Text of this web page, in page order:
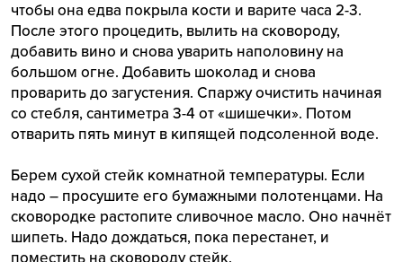
чтобы она едва покрыла кости и варите часа 2-3.
После этого процедить, вылить на сковороду,
добавить вино и снова уварить наполовину на
большом огне. Добавить шоколад и снова
проварить до загустения. Спаржу очистить начиная
со стебля, сантиметра 3-4 от «шишечки». Потом
отварить пять минут в кипящей подсоленной воде.
Берем сухой стейк комнатной температуры. Если
надо – просушите его бумажными полотенцами. На
сковородке растопите сливочное масло. Оно начнёт
шипеть. Надо дождаться, пока перестанет, и
поместить на сковороду стейк.